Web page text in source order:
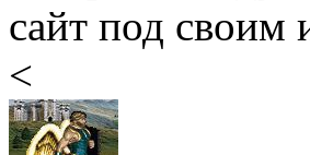
сайт под своим
<